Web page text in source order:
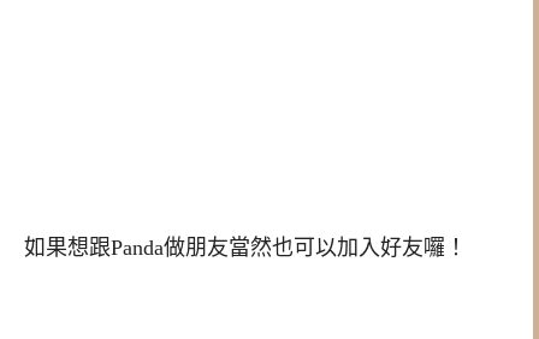
如果想跟Panda做朋友當然也可以加入好友囉！